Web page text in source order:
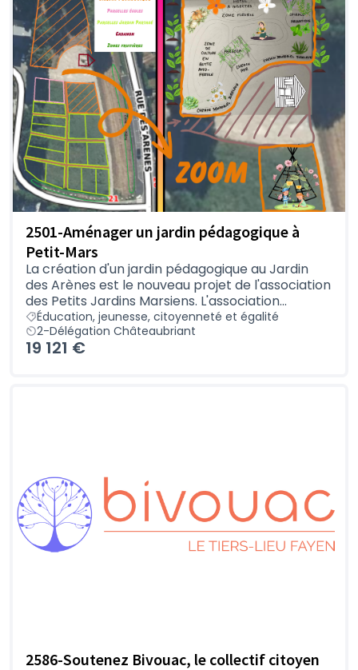
2501-Aménager un jardin pédagogique à
Petit-Mars
La création d'un jardin pédagogique au Jardin
des Arènes est le nouveau projet de l'association
des Petits Jardins Marsiens. L'association...
Éducation, jeunesse, citoyenneté et égalité
2-Délégation Châteaubriant
19 121 €
2586-Soutenez Bivouac, le collectif citoyen